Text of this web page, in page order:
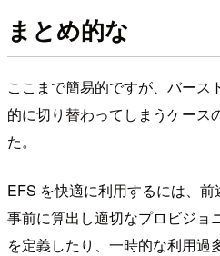
まとめ的な
ここまで簡易的ですが、バース
的に切り替わってしまうケース
た。
EFS を快適に利用するには、
事前に算出し適切なプロビジョ
を定義したり、一時的な利用過